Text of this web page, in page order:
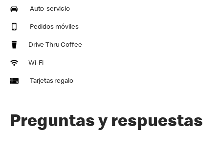
Auto-servicio
Pedidos móviles
Drive Thru Coffee
Wi-Fi
Tarjetas regalo
Preguntas y respuestas